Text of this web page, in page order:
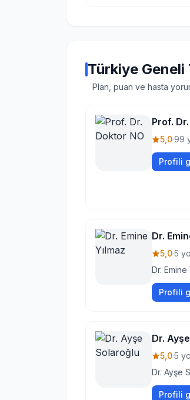
Türkiye
Plan, puan ve hasta
Prof.
5,0·99
Profili
Dr.
5,0·5
Dr.
Profili
Dr.
5,0·5
Dr. Ayşe
Profili